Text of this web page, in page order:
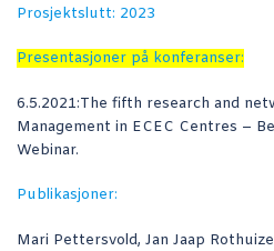
Prosjektslutt: 2023
Presentasjoner på konferanser:
6.5.2021:The fifth research and
Management in ECEC Centres –
Webinar.
Publikasjoner:
Mari Pettersvold, Jan Jaap